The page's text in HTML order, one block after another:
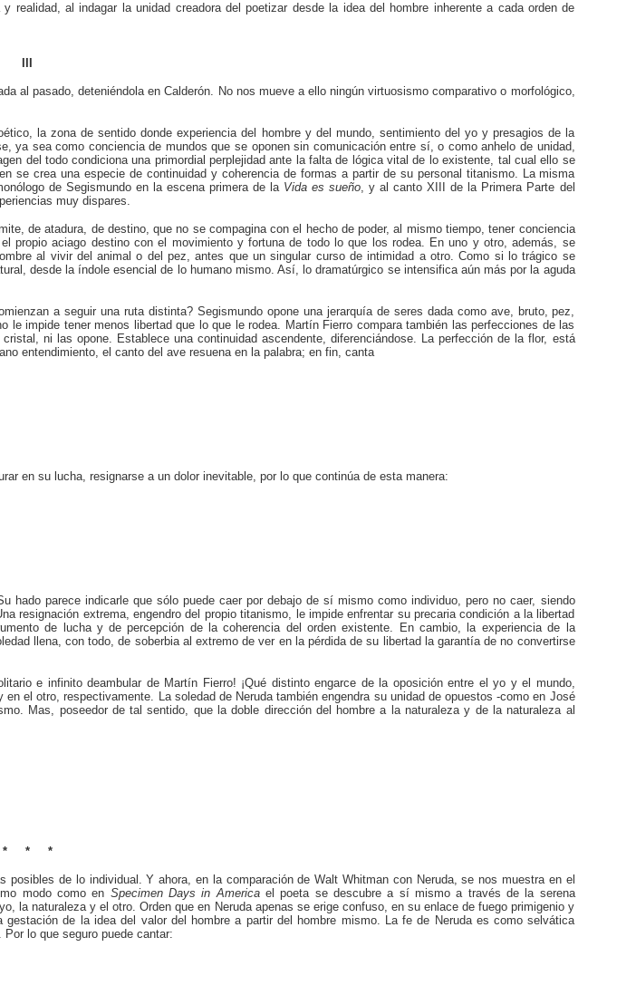
al indagar la unidad creadora del poetizar desde la idea del hombre inherente a cada orden de
al pasado, deteniéndola en Calderón. No nos mueve a ello ningún virtuosismo comparativo o morfológico,
la zona de sentido donde experiencia del hombre y del mundo, sentimiento del yo y presagios de la
ya sea como conciencia de mundos que se oponen sin comunicación entre sí, o como anhelo de unidad,
del todo condiciona una primordial perplejidad ante la falta de lógica vital de lo existente, tal cual ello se
se crea una especie de continuidad y coherencia de formas a partir de su personal titanismo. La misma
de Segismundo en la escena primera de la Vida es sueño, y al canto XIII de la Primera Parte del
muy dispares.
de atadura, de destino, que no se compagina con el hecho de poder, al mismo tiempo, tener conciencia
propio aciago destino con el movimiento y fortuna de todo lo que los rodea. En uno y otro, además, se
al vivir del animal o del pez, antes que un singular curso de intimidad a otro. Como si lo trágico se
desde la índole esencial de lo humano mismo. Así, lo dramatúrgico se intensifica aún más por la aguda
a seguir una ruta distinta? Segismundo opone una jerarquía de seres dada como ave, bruto, pez,
impide tener menos libertad que lo que le rodea. Martín Fierro compara también las perfecciones de las
ni las opone. Establece una continuidad ascendente, diferenciándose. La perfección de la flor, está
entendimiento, el canto del ave resuena en la palabra; en fin, canta
en su lucha, resignarse a un dolor inevitable, por lo que continúa de esta manera:
hado parece indicarle que sólo puede caer por debajo de sí mismo como individuo, pero no caer, siendo
resignación extrema, engendro del propio titanismo, le impide enfrentar su precaria condición a la libertad
de lucha y de percepción de la coherencia del orden existente. En cambio, la experiencia de la
llena, con todo, de soberbia al extremo de ver en la pérdida de su libertad la garantía de no convertirse
e infinito deambular de Martín Fierro! ¡Qué distinto engarce de la oposición entre el yo y el mundo,
el otro, respectivamente. La soledad de Neruda también engendra su unidad de opuestos -como en José
Mas, poseedor de tal sentido, que la doble dirección del hombre a la naturaleza y de la naturaleza al
* * *
de lo individual. Y ahora, en la comparación de Walt Whitman con Neruda, se nos muestra en el
modo como en Specimen Days in America el poeta se descubre a sí mismo a través de la serena
la naturaleza y el otro. Orden que en Neruda apenas se erige confuso, en su enlace de fuego primigenio y
de la idea del valor del hombre a partir del hombre mismo. La fe de Neruda es como selvática
lo que seguro puede cantar: